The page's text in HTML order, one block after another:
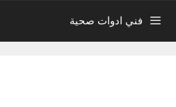
فني ادوات صحية